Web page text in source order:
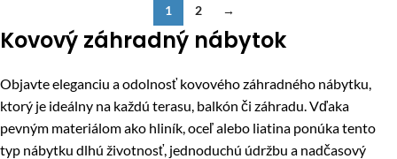
1 2 →
Kovový záhradný nábytok
Objavte eleganciu a odolnosť kovového záhradného nábytku,
ktorý je ideálny na každú terasu, balkón či záhradu. Vďaka
pevným materiálom ako hliník, oceľ alebo liatina ponúka tento
typ nábytku dlhú životnosť, jednoduchú údržbu a nadčasový